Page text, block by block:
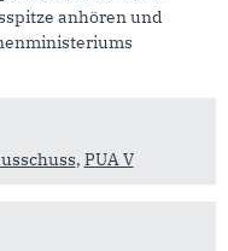
anhören und
, PUA V